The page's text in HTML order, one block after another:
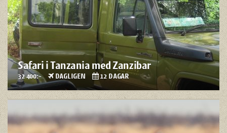
Safari i Tanzania med Zanzibar
32 400:- DAGLIGEN 12 DAGAR